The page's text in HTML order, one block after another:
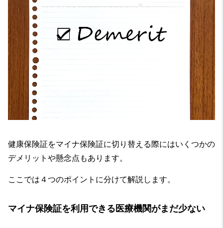
健康保険証をマイナ保険証に切り替える際にはいくつかの
デメリットや懸念点もあります。
ここでは４つのポイントに分けて解説します。
マイナ保険証を利用できる医療機関がまだ少ない